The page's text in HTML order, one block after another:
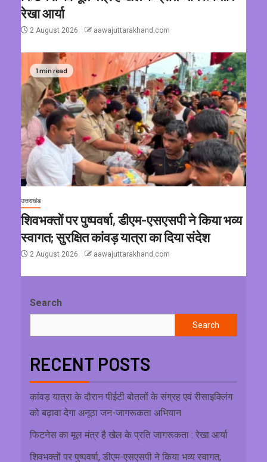
रेखा आर्या
2 August 2026 aawajuttarakhand.com
1 min read
उत्तराखंड
शिवभक्तों पर पुष्पवर्षा, डीएम-एसएसपी ने किया भव्य
स्वागत; सुरक्षित कांवड़ यात्रा का दिया संदेश
2 August 2026 aawajuttarakhand.com
Search
Search
RECENT POSTS
कांवड़ यात्रा के दौरान पीईटी बोतलों के संग्रह एवं रीसाइक्लिंग
को बढ़ावा देगा अनूठा जन-जागरूकता अभियान
फिटनेस का मूल मंत्र है खेल के प्रति जागरूकता : रेखा आर्या
शिवभक्तों पर पुष्पवर्षा, डीएम-एसएसपी ने किया भव्य स्वागत;